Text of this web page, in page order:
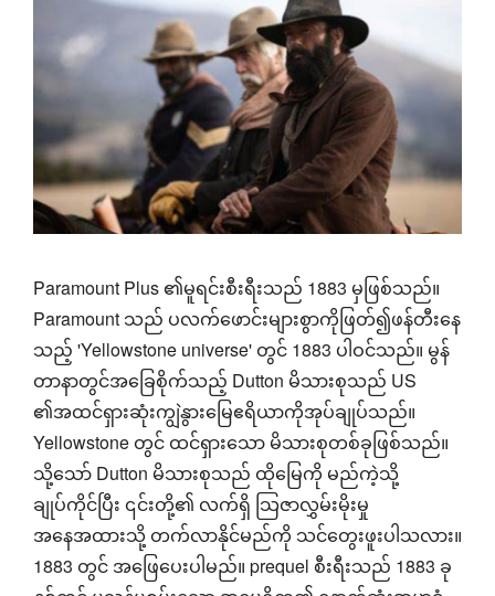
Paramount Plus ၏မူရင်းစီးရီးသည် 1883 မှဖြစ်သည်။
Paramount သည် ပလက်ဖောင်းများစွာကိုဖြတ်၍ဖန်တီးနေ
သည့် 'Yellowstone universe' တွင် 1883 ပါဝင်သည်။ မွန်
တာနာတွင်အခြေစိုက်သည့် Dutton မိသားစုသည် US
၏အထင်ရှားဆုံးကျွဲနွားမြေဧရိယာကိုအုပ်ချုပ်သည်။
Yellowstone တွင် ထင်ရှားသော မိသားစုတစ်ခုဖြစ်သည်။
သို့သော် Dutton မိသားစုသည် ထိုမြေကို မည်ကဲ့သို့
ချုပ်ကိုင်ပြီး ၎င်းတို့၏ လက်ရှိ သြဇာလွှမ်းမိုးမှု
အနေအထားသို့ တက်လာနိုင်မည်ကို သင်တွေးဖူးပါသလား။
1883 တွင် အဖြေပေးပါမည်။ prequel စီးရီးသည် 1883 ခု